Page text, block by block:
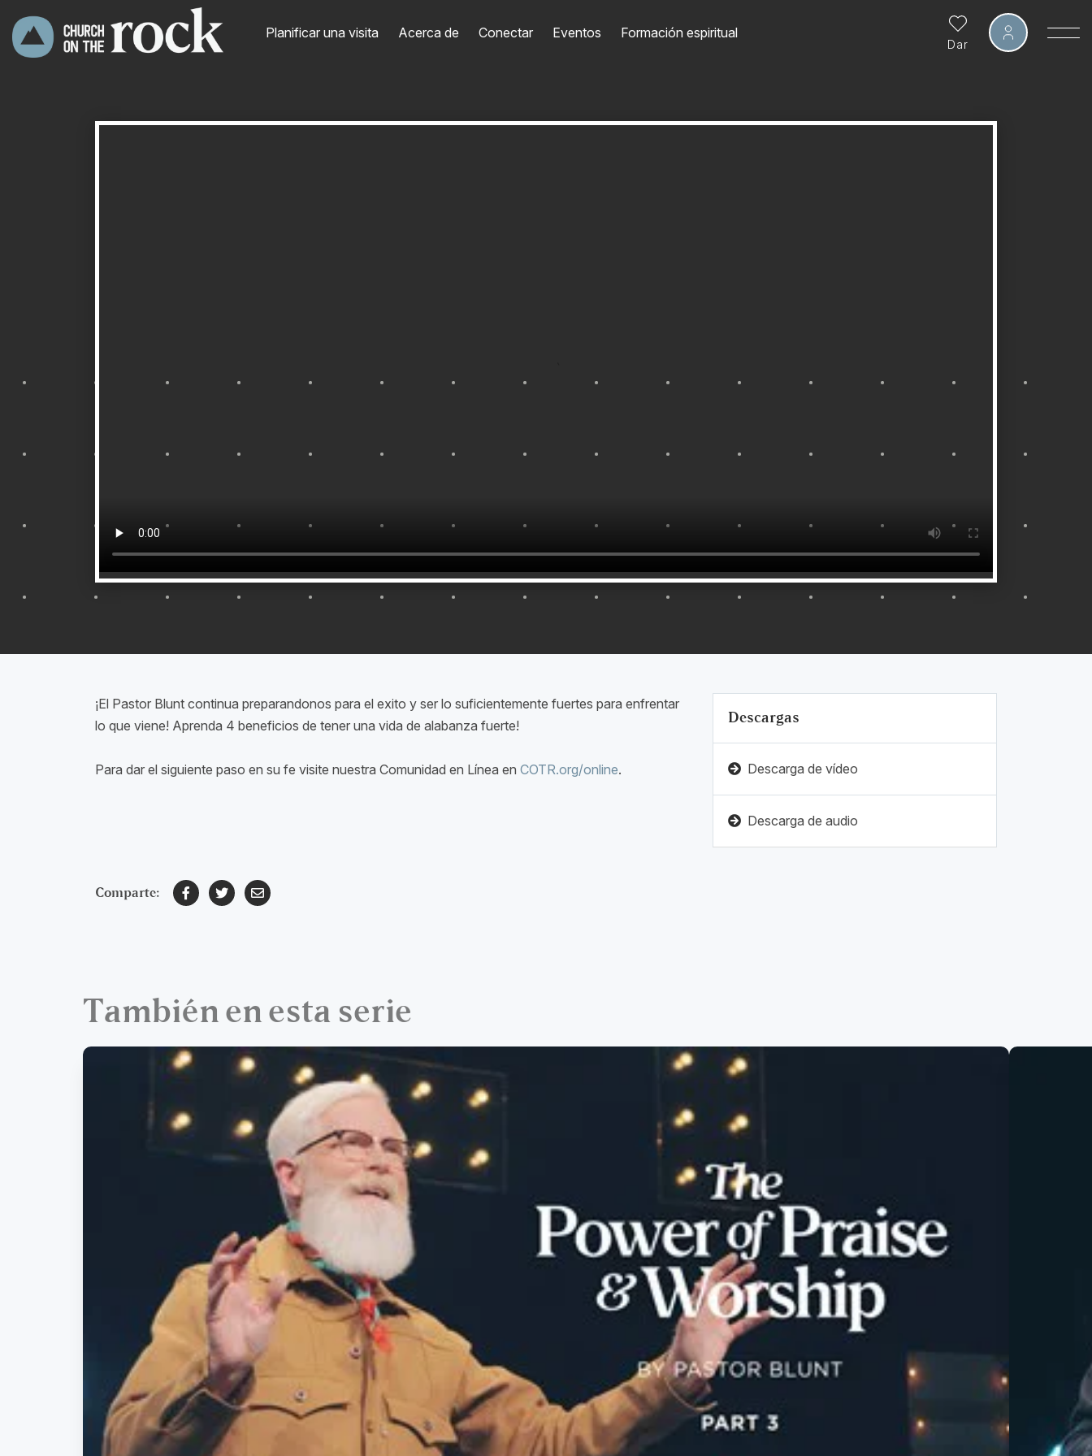
Planificar una visita Acerca de Conectar Eventos Formación espiritual
Dar
¡El Pastor Blunt continua preparandonos para el exito y ser lo suficientemente fuertes para enfrentar
lo que viene! Aprenda 4 beneficios de tener una vida de alabanza fuerte!
Para dar el siguiente paso en su fe visite nuestra Comunidad en Línea en COTR.org/online.
Descargas
Descarga de vídeo
Descarga de audio
Comparte:
También en esta serie